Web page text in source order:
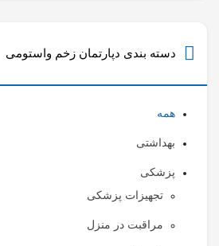
دسته بندی دپارتمان زخم واستومی
همه
بهداشتی
پزشکی
تجهیزات پزشکی
مراقبت در منزل